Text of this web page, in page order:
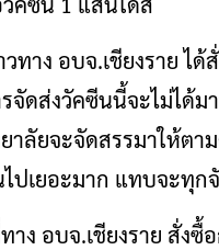
ทาง อบจ.เชียงราย ไ
จัดส่งวัคซีนนี้จะไม่ได้ม
าลัยจะจัดสรรมาให้ต
ปเยอะมาก แทบจะทุก
ง อบจ.เชียงราย สั่ง